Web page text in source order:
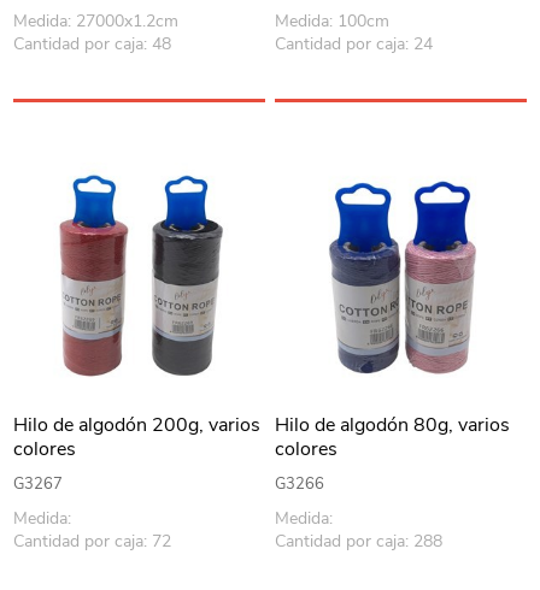
Medida: 27000x1.2cm
Cantidad por caja: 48
Medida: 100cm
Cantidad por caja: 24
Hilo de algodón 200g, varios
colores
G3267
Medida:
Cantidad por caja: 72
Hilo de algodón 80g, varios
colores
G3266
Medida:
Cantidad por caja: 288